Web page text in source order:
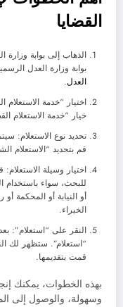
القضايا
الذهاب إلى بوابة وزارة
بوابة وزارة العدل
العدل.
اختيار “خدمة
خيار “خدمة الاستعلام
تحديد نوع الاستعلام:
قم بتحديد “الاستعلام
اختيار وسيلة
للبحث، سواء باستخدام
أو النيابة أو المحكمة
الخبراء.
النقر على “استعلام”:
“استعلام”. ستظهر لك
قمت بتقديمها.
بهذه الخطوات، يمكنك
وسهولة، والوصول إلى